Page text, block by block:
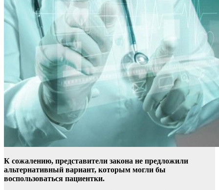
К сожалению, представители закона не предложили
альтернативный вариант, которым могли бы
воспользоваться пациентки.